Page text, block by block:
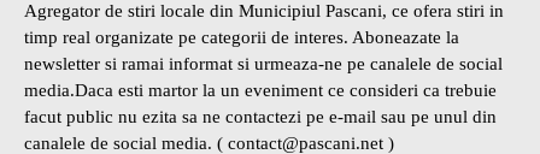
Agregator de stiri locale din Municipiul Pascani, ce ofera stiri in
timp real organizate pe categorii de interes. Aboneazate la
newsletter si ramai informat si urmeaza-ne pe canalele de social
media.Daca esti martor la un eveniment ce consideri ca trebuie
facut public nu ezita sa ne contactezi pe e-mail sau pe unul din
canalele de social media. ( contact@pascani.net )